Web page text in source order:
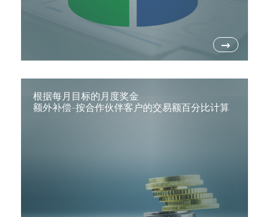
→
根据每月目标的月度奖金
额外补偿-按合作伙伴客户的交易额百分比计算